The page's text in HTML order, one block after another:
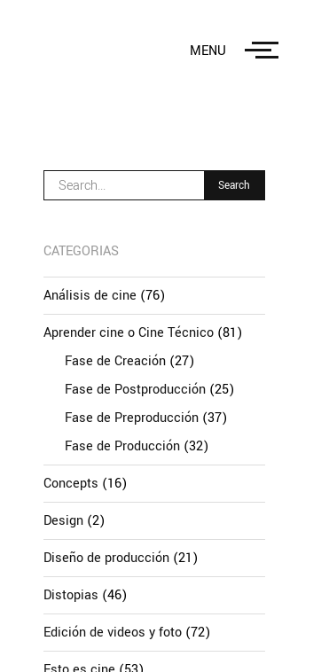
MENU
CATEGORIAS
Análisis de cine (76)
Aprender cine o Cine Técnico (81)
Fase de Creación (27)
Fase de Postproducción (25)
Fase de Preproducción (37)
Fase de Producción (32)
Concepts (16)
Design (2)
Diseño de producción (21)
Distopias (46)
Edición de videos y foto (72)